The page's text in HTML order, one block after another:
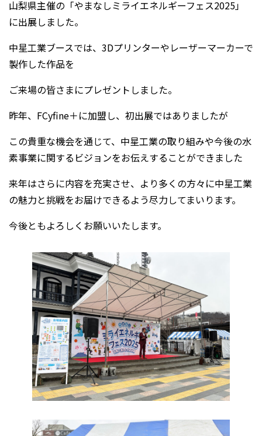
山梨県主催の「やまなしミライエネルギーフェス2025」
に出展しました。
中星工業ブースでは、3Dプリンターやレーザーマーカーで
製作した作品を
ご来場の皆さまにプレゼントしました。
昨年、FCyfine＋に加盟し、初出展ではありましたが
この貴重な機会を通じて、中星工業の取り組みや今後の水
素事業に関するビジョンをお伝えすることができました
来年はさらに内容を充実させ、より多くの方々に中星工業
の魅力と挑戦をお届けできるよう尽力してまいります。
今後ともよろしくお願いいたします。